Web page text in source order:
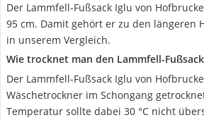
Der Lammfell-Fußsack Iglu von
95 cm. Damit gehört er zu den längeren
in unserem Vergleich.
Wie trocknet man den Lammfell-
Der Lammfell-Fußsack Iglu von
Wäschetrockner im Schongang
Temperatur sollte dabei 30 °C nicht